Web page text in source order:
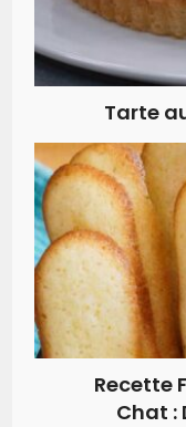
Tarte
Recette
Chat :